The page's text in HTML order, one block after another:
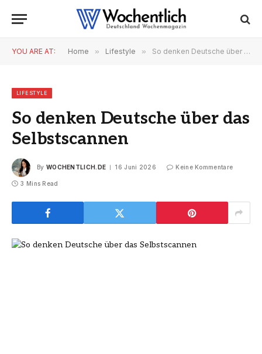
YOU ARE AT: Home » Lifestyle » So denken Deutsche über das Selbstscannen
LIFESTYLE
So denken Deutsche über das
Selbstscannen
By WOCHENTLICH.DE 16 Juni 2026 Keine Kommentare
3 Mins Read